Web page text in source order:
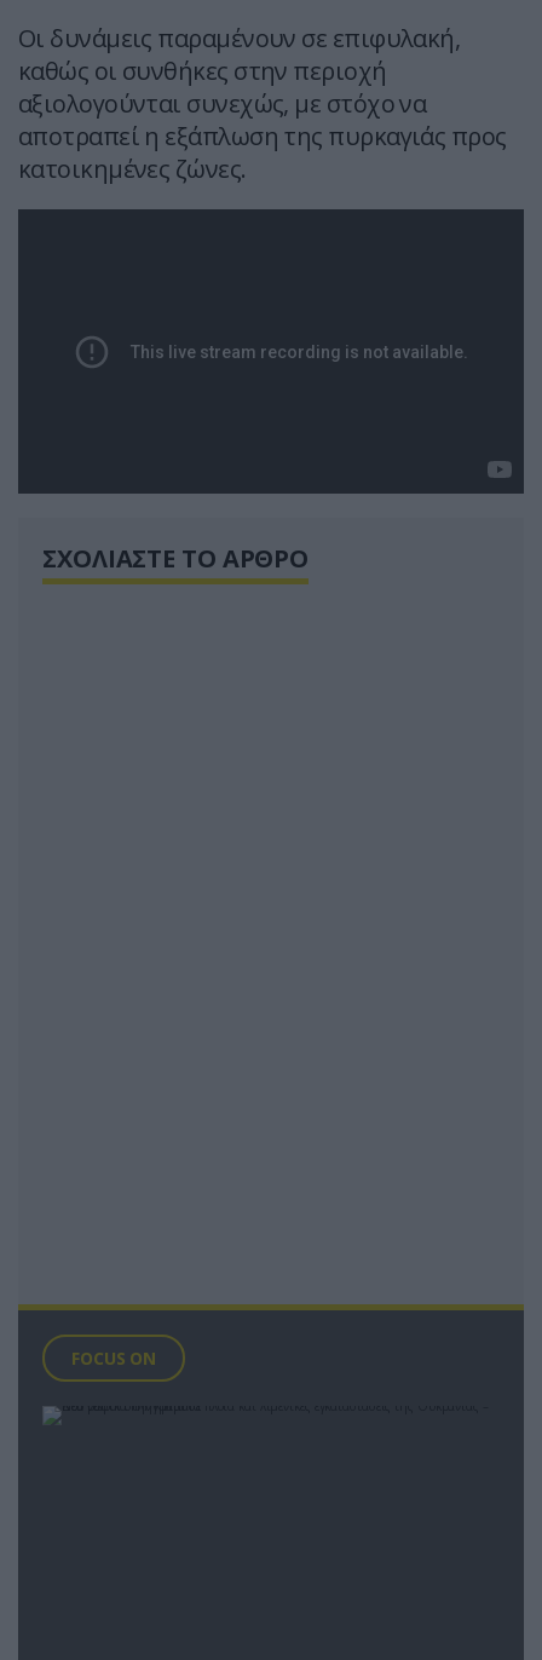
Οι δυνάμεις παραμένουν σε επιφυλακή,
καθώς οι συνθήκες στην περιοχή
αξιολογούνται συνεχώς, με στόχο να
αποτραπεί η εξάπλωση της πυρκαγιάς προς
κατοικημένες ζώνες.
ΣΧΟΛΙΑΣΤΕ ΤΟ ΑΡΘΡΟ
FOCUS ON